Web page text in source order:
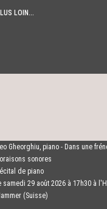
LOIN...
Gheorghiu, piano - Dans une
sonores
de piano
samedi 29 août 2026 à 17h30 à
(Suisse)